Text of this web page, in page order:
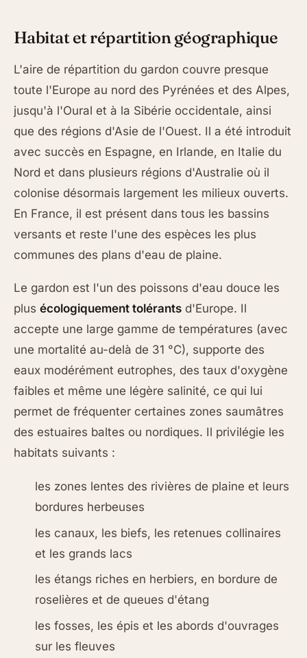
Habitat et répartition géographique
L'aire de répartition du gardon couvre presque
toute l'Europe au nord des Pyrénées et des Alpes,
jusqu'à l'Oural et à la Sibérie occidentale, ainsi
que des régions d'Asie de l'Ouest. Il a été introduit
avec succès en Espagne, en Irlande, en Italie du
Nord et dans plusieurs régions d'Australie où il
colonise désormais largement les milieux ouverts.
En France, il est présent dans tous les bassins
versants et reste l'une des espèces les plus
communes des plans d'eau de plaine.
Le gardon est l'un des poissons d'eau douce les
plus écologiquement tolérants d'Europe. Il
accepte une large gamme de températures (avec
une mortalité au-delà de 31 °C), supporte des
eaux modérément eutrophes, des taux d'oxygène
faibles et même une légère salinité, ce qui lui
permet de fréquenter certaines zones saumâtres
des estuaires baltes ou nordiques. Il privilégie les
habitats suivants :
les zones lentes des rivières de plaine et leurs
bordures herbeuses
les canaux, les biefs, les retenues collinaires
et les grands lacs
les étangs riches en herbiers, en bordure de
roselières et de queues d'étang
les fosses, les épis et les abords d'ouvrages
sur les fleuves